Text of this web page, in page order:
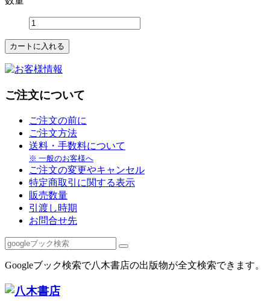
ご注文について
ご注文の前に
ご注文方法
送料・手数料について
※ 一般のお客様へ
ご注文の変更やキャンセル
特定商取引に関する表示
販売数量
引渡し時期
お問合せ先
Googleブック検索で八木書店の出版物が全文検索できます。